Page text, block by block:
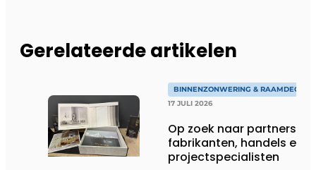
Gerelateerde artikelen
BINNENZONWERING &
17 JULI 2026
Op zoek naar partners:
fabrikanten, handels en
projectspecialisten